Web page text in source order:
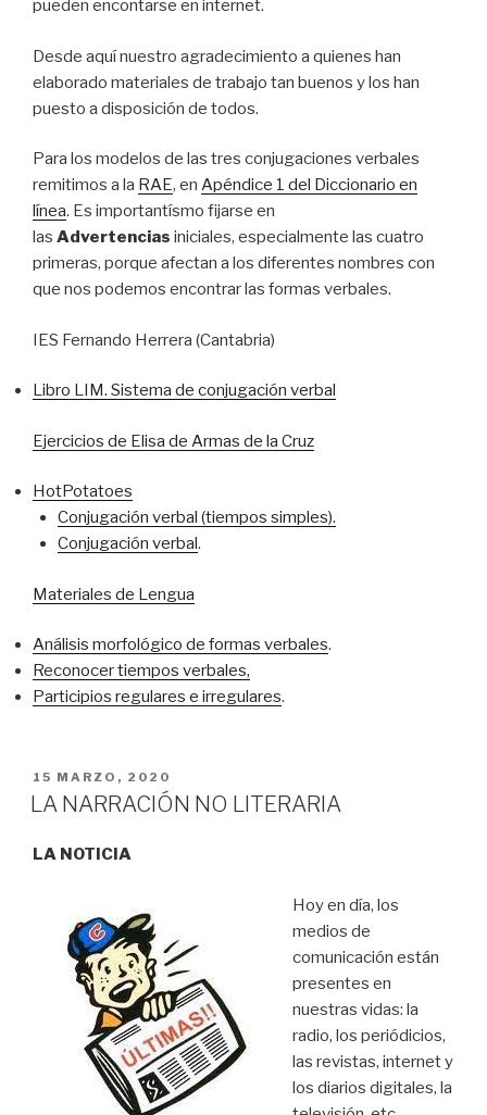
pueden encontarse en internet.
Desde aquí nuestro agradecimiento a quienes han
elaborado materiales de trabajo tan buenos y los han
puesto a disposición de todos.
Para los modelos de las tres conjugaciones verbales
remitimos a la RAE, en Apéndice 1 del Diccionario en
línea. Es importantísmo fijarse en
las Advertencias iniciales, especialmente las cuatro
primeras, porque afectan a los diferentes nombres con
que nos podemos encontrar las formas verbales.
IES Fernando Herrera (Cantabria)
Libro LIM. Sistema de conjugación verbal
Ejercicios de Elisa de Armas de la Cruz
HotPotatoes
Conjugación verbal (tiempos simples).
Conjugación verbal.
Materiales de Lengua
Análisis morfológico de formas verbales.
Reconocer tiempos verbales,
Participios regulares e irregulares.
PUBLICADO
EN
15 MARZO, 2020
LA NARRACIÓN NO LITERARIA
LA NOTICIA
Hoy en día, los
medios de
comunicación están
presentes en
nuestras vidas: la
radio, los periódicios,
las revistas, internet y
los diarios digitales, la